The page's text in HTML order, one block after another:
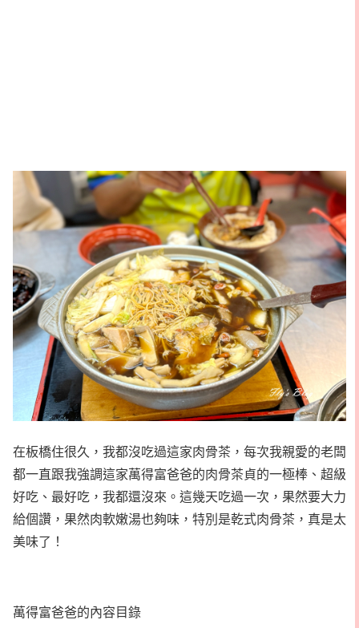
在板橋住很久，我都沒吃過這家肉骨茶，每次我親愛的老闆
都一直跟我強調這家萬得富爸爸的肉骨茶貞的一極棒、超級
好吃、最好吃，我都還沒來。這幾天吃過一次，果然要大力
給個讚，果然肉軟嫩湯也夠味，特別是乾式肉骨茶，真是太
美味了！
萬得富爸爸的內容目錄